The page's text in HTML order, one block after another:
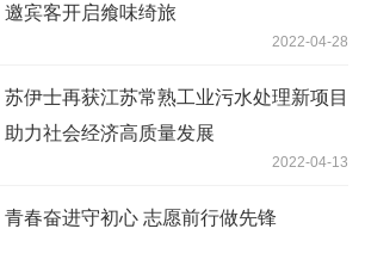
邀宾客开启飨味绮旅
2022-04-28
苏伊士再获江苏常熟工业污水处理新项目
助力社会经济高质量发展
2022-04-13
青春奋进守初心 志愿前行做先锋